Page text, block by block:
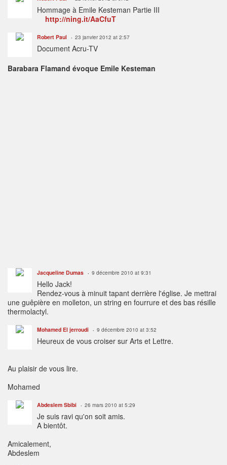
Hommage à Emile Kesteman Partie III
http://ning.it/AaCfuT
Robert Paul 23 janvier 2012 at 2:57
Document Acru-TV
Barabara Flamand évoque Emile Kesteman
Jacqueline Dumas 9 décembre 2010 at 9:31
Hello Jack!
Rendez-vous à minuit tapant derrière l'église. Je mettrai
une guêpière en molleton, un string en fourrure et des bas résille
thermolactyl.
Mohamed El jerroudi 9 décembre 2010 at 3:52
Heureux de vous croiser sur Arts et Lettre.
Au plaisir de vous lire.
Mohamed
Abdeslem Sbibi 26 mars 2010 at 5:29
Je suis ravi qu'on soit amis.
A bientôt.
Amicalement,
Abdeslem